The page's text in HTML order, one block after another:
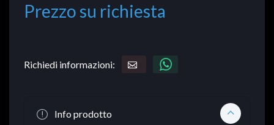
Prezzo su richiesta
Richiedi informazioni:
Info prodotto